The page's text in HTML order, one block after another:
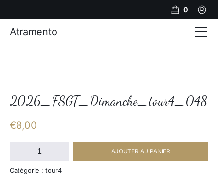
2026_FSGT_Dimanche_tour4_048
€8,00
quantité
2026_FSGT_Dimanche_tour4_048
AJOUTER AU PANIER
Catégorie : tour4
0
Atramento
Photos